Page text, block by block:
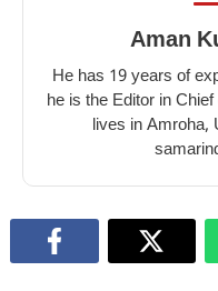
Aman
He has 19 years of
he is the Editor in
lives in Amroha,